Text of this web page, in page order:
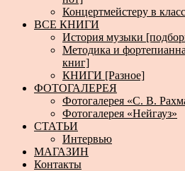
Концертмейстеру в
ВСЕ КНИГИ
История музыки
Методика и
книг]
КНИГИ [Разное]
ФОТОГАЛЕРЕЯ
Фотогалерея «С. В.
Фотогалерея «Нейгауз»
СТАТЬИ
Интервью
МАГАЗИН
Контакты